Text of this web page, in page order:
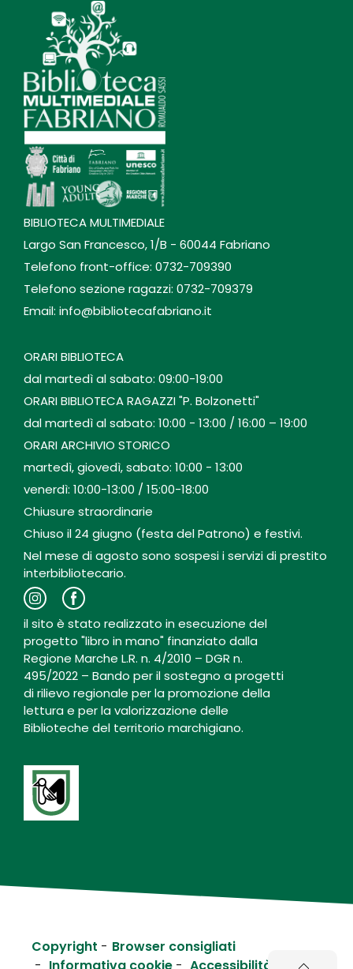
BIBLIOTECA MULTIMEDIALE
Largo San Francesco, 1/B - 60044 Fabriano
Telefono front-office: 0732-709390
Telefono sezione ragazzi: 0732-709379
Email: info@bibliotecafabriano.it
ORARI BIBLIOTECA
dal martedì al sabato: 09:00-19:00
ORARI BIBLIOTECA RAGAZZI "P. Bolzonetti"
dal martedì al sabato: 10:00 - 13:00 / 16:00 – 19:00
ORARI ARCHIVIO STORICO
martedì, giovedì, sabato: 10:00 - 13:00
venerdì: 10:00-13:00 / 15:00-18:00
Chiusure straordinarie
Chiuso il 24 giugno (festa del Patrono) e festivi.
Nel mese di agosto sono sospesi i servizi di prestito
interbibliotecario.
il sito è stato realizzato in esecuzione del
progetto "libro in mano" finanziato dalla
Regione Marche L.R. n. 4/2010 – DGR n.
495/2022 – Bando per il sostegno a progetti
di rilievo regionale per la promozione della
lettura e per la valorizzazione delle
Biblioteche del territorio marchigiano.
Copyright
Browser consigliati